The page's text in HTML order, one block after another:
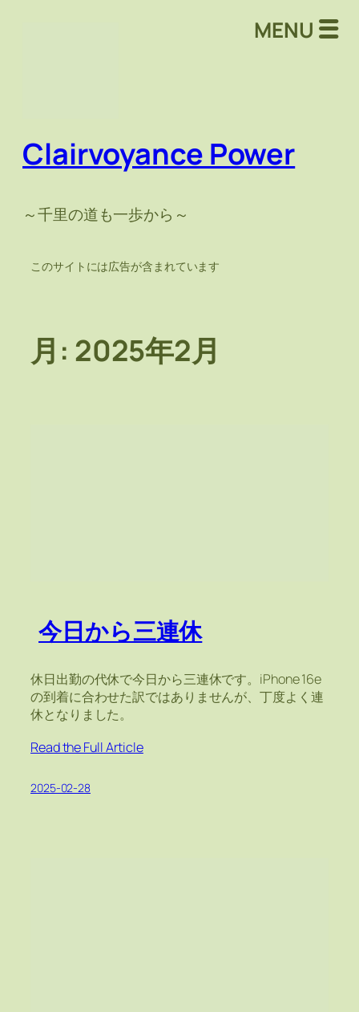
Clairvoyance Power
～千里の道も一歩から～
このサイトには広告が含まれています
月: 2025年2月
今日から三連休
休日出勤の代休で今日から三連休です。iPhone 16e
の到着に合わせた訳ではありませんが、丁度よく連
休となりました。
Read the Full Article
2025-02-28
MENU